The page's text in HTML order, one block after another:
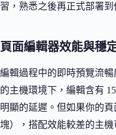
習，熟悉之後再正式部署到
頁面編輯器效能與穩
編輯過程中的即時預覽流
的主機環境下，編輯含有
明顯的延遲。但如果你的
塊），搭配效能較差的主